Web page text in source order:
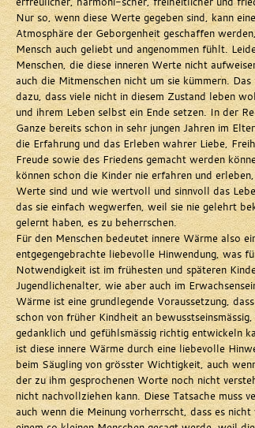
Nur so, wenn diese Werte gegeben sind, kann
Atmosphäre der Geborgenheit geschaffen
Mensch auch geliebt und angenommen fühlt.
Menschen, die diese inneren Werte nicht
auch die Mitmenschen nicht um sie kümmern.
dazu, dass viele nicht in diesem Zustand leben
und ihrem Leben selbst ein Ende setzen. In der
Ganze bereits schon in sehr jungen Jahren im
die Erfahrung und das Erleben wahrer Liebe,
Freude sowie des Friedens gemacht werden
können schon die Kinder nie erfahren und
Werte sind und wie wertvoll und sinnvoll das
das sie einfach wegwerfen, weil sie nie gelehrt
gelernt haben, es zu beherrschen.
Für den Menschen bedeutet innere Wärme also
entgegengebrachte liebevolle Hinwendung, was
Notwendigkeit ist im frühesten und späteren
Jugendlichenalter, wie aber auch im
Wärme ist eine grundlegende Voraussetzung,
schon von früher Kindheit an
gedanklich und gefühlsmässig richtig entwickeln
ist diese innere Wärme durch eine liebevolle
beim Säugling von grösster Wichtigkeit, auch
der zu ihm gesprochenen Worte noch nicht
nicht nachvollziehen kann. Diese Tatsache muss
auch wenn die Meinung vorherrscht, dass es